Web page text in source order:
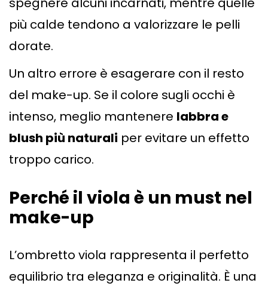
più calde tendono a valorizzare le pelli
dorate.
Un altro errore è esagerare con il resto
del make-up. Se il colore sugli occhi è
intenso, meglio mantenere labbra e
blush più naturali per evitare un effetto
troppo carico.
Perché il viola è un must nel
make-up
L’ombretto viola rappresenta il perfetto
equilibrio tra eleganza e originalità. È una